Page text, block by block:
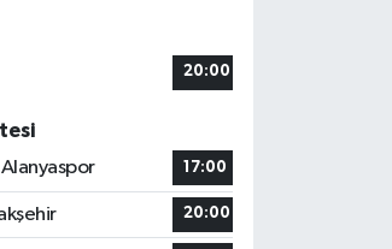
20:00
17:00
20:00